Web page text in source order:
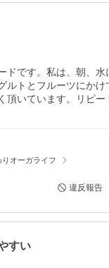
ドです。私は、朝、水
ルトとフルーツにかけ
頂いています。リピー
オーガライフ
違反報告
すい